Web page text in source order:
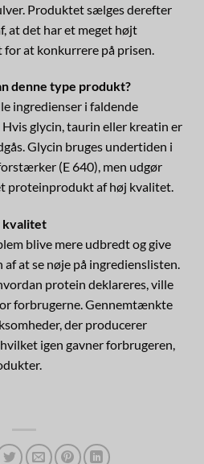
Produktet sælges derefter
at det har et meget højt
at konkurrere på prisen.
denne type produkt?
ingredienser i faldende
glycin, taurin eller kreatin er
Glycin bruges undertiden i
(E 640), men udgør
proteinprodukt af høj kvalitet.
kvalitet
blive mere udbredt og give
at se nøje på ingredienslisten.
protein deklareres, ville
forbrugerne. Gennemtænkte
der producerer
igen gavner forbrugeren,